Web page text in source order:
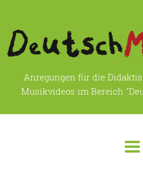
Anregungen für die
Musikvideos im Bereich